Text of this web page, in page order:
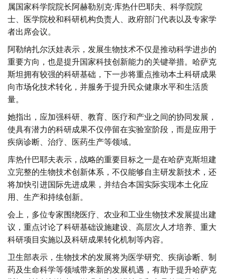
属国家科学院院长阿赫勒别克·库热什巴耶夫、科学院院
士、医学院校和科研机构负责人、政府部门代表以及专家学
者出席会议。
阿勒纳扎尔沃娃表示，发展生物技术不仅是推动科学进步的
重要方向，也是提升国家科技创新能力的关键举措。哈萨克
斯坦拥有较强的科研基础，下一步将重点推动本土科研成果
向市场化技术转化，并服务于提升民众健康水平和生活质
量。
她指出，应加强科研、教育、医疗和产业之间的协同发展，
使具有潜力的科研成果不仅停留在实验室阶段，而是应用于
疾病诊断、治疗、医药生产等领域。
库热什巴耶夫表示，战略的重要目标之一是在哈萨克斯坦建
立完整的生物技术创新体系，不仅能够自主研发新技术，还
将加快引进国际先进成果，并结合本国实际实现本土化应
用、生产和持续创新。
会上，多位专家围绕医疗、农业和工业生物技术发展提出建
议，重点讨论了科研基础设施建设、高层次人才培养、重大
科研项目实施以及科研成果转化机制等内容。
卫生部表示，生物技术的发展将为医学研究、疾病诊断、制
药及生命科学等领域带来新的发展机遇，有助于提升哈萨克